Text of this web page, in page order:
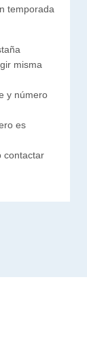
temporada
misma
y número
es
contactar